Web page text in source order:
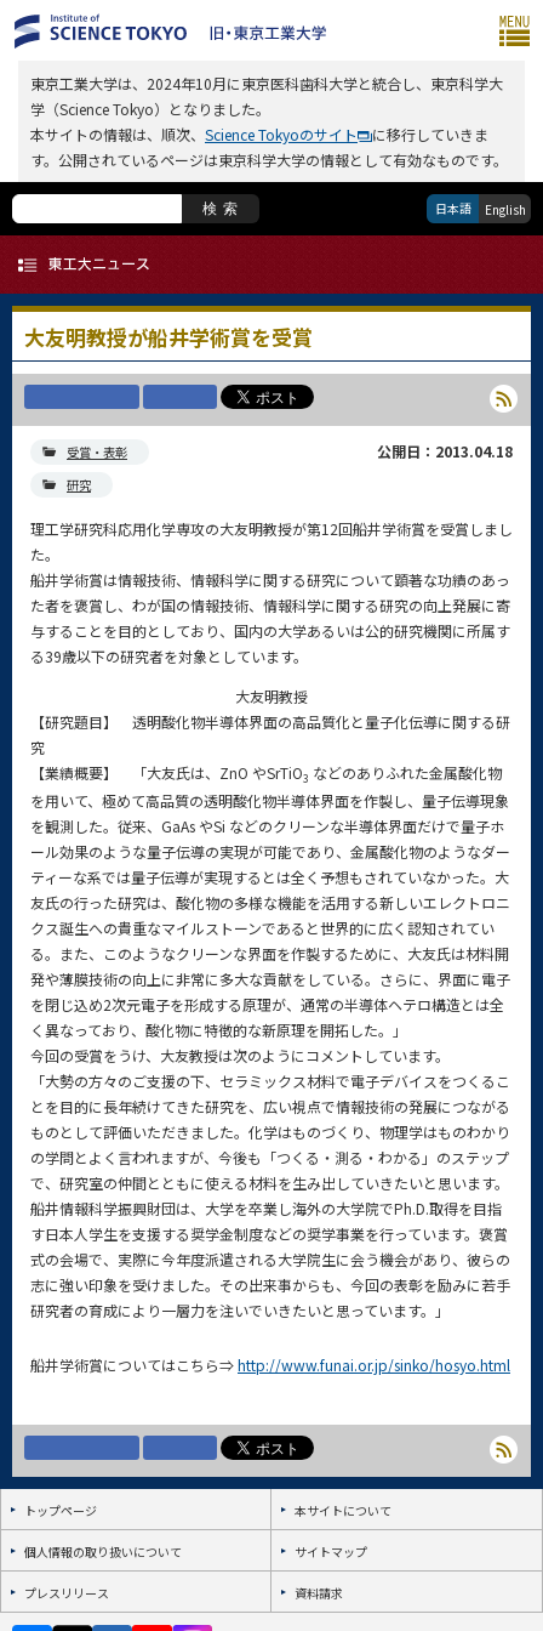
東京工業大学は、2024年10月に東京医科歯科大学と統合し、東京科学大
学（Science Tokyo）となりました。
本サイトの情報は、順次、 Science Tokyoのサイト
に移行していきま
す。公開されているページは東京科学大学の情報として有効なものです。
検索 日本語 English
大友明教授が船井学術賞を受賞
受賞・表彰
研究
公開日：2013.04.18
理工学研究科応用化学専攻の大友明教授が第12回船井学術賞を受賞しまし
た。
船井学術賞は情報技術、情報科学に関する研究について顕著な功績のあっ
た者を褒賞し、わが国の情報技術、情報科学に関する研究の向上発展に寄
与することを目的としており、国内の大学あるいは公的研究機関に所属す
る39歳以下の研究者を対象としています。
大友明教授
【研究題目】 透明酸化物半導体界面の高品質化と量子化伝導に関する研
究
【業績概要】 「大友氏は、ZnO やSrTiO3 などのありふれた金属酸化物
を用いて、極めて高品質の透明酸化物半導体界面を作製し、量子伝導現象
を観測した。従来、GaAs やSi などのクリーンな半導体界面だけで量子ホ
ール効果のような量子伝導の実現が可能であり、金属酸化物のようなダー
ティーな系では量子伝導が実現するとは全く予想もされていなかった。大
友氏の行った研究は、酸化物の多様な機能を活用する新しいエレクトロニ
クス誕生への貴重なマイルストーンであると世界的に広く認知されてい
る。また、このようなクリーンな界面を作製するために、大友氏は材料開
発や薄膜技術の向上に非常に多大な貢献をしている。さらに、界面に電子
を閉じ込め2次元電子を形成する原理が、通常の半導体ヘテロ構造とは全
く異なっており、酸化物に特徴的な新原理を開拓した。」
今回の受賞をうけ、大友教授は次のようにコメントしています。
「大勢の方々のご支援の下、セラミックス材料で電子デバイスをつくるこ
とを目的に長年続けてきた研究を、広い視点で情報技術の発展につながる
ものとして評価いただきました。化学はものづくり、物理学はものわかり
の学問とよく言われますが、今後も「つくる・測る・わかる」のステップ
で、研究室の仲間とともに使える材料を生み出していきたいと思います。
船井情報科学振興財団は、大学を卒業し海外の大学院でPh.D.取得を目指
す日本人学生を支援する奨学金制度などの奨学事業を行っています。褒賞
式の会場で、実際に今年度派遣される大学院生に会う機会があり、彼らの
志に強い印象を受けました。その出来事からも、今回の表彰を励みに若手
研究者の育成により一層力を注いでいきたいと思っています。」
船井学術賞についてはこちら⇒http://www.funai.or.jp/sinko/hosyo.html
トップページ 本サイトについて
個人情報の取り扱いについて サイトマップ
プレスリリース 資料請求